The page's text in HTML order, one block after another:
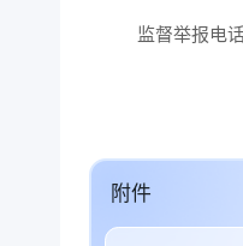
监督举报电
附件